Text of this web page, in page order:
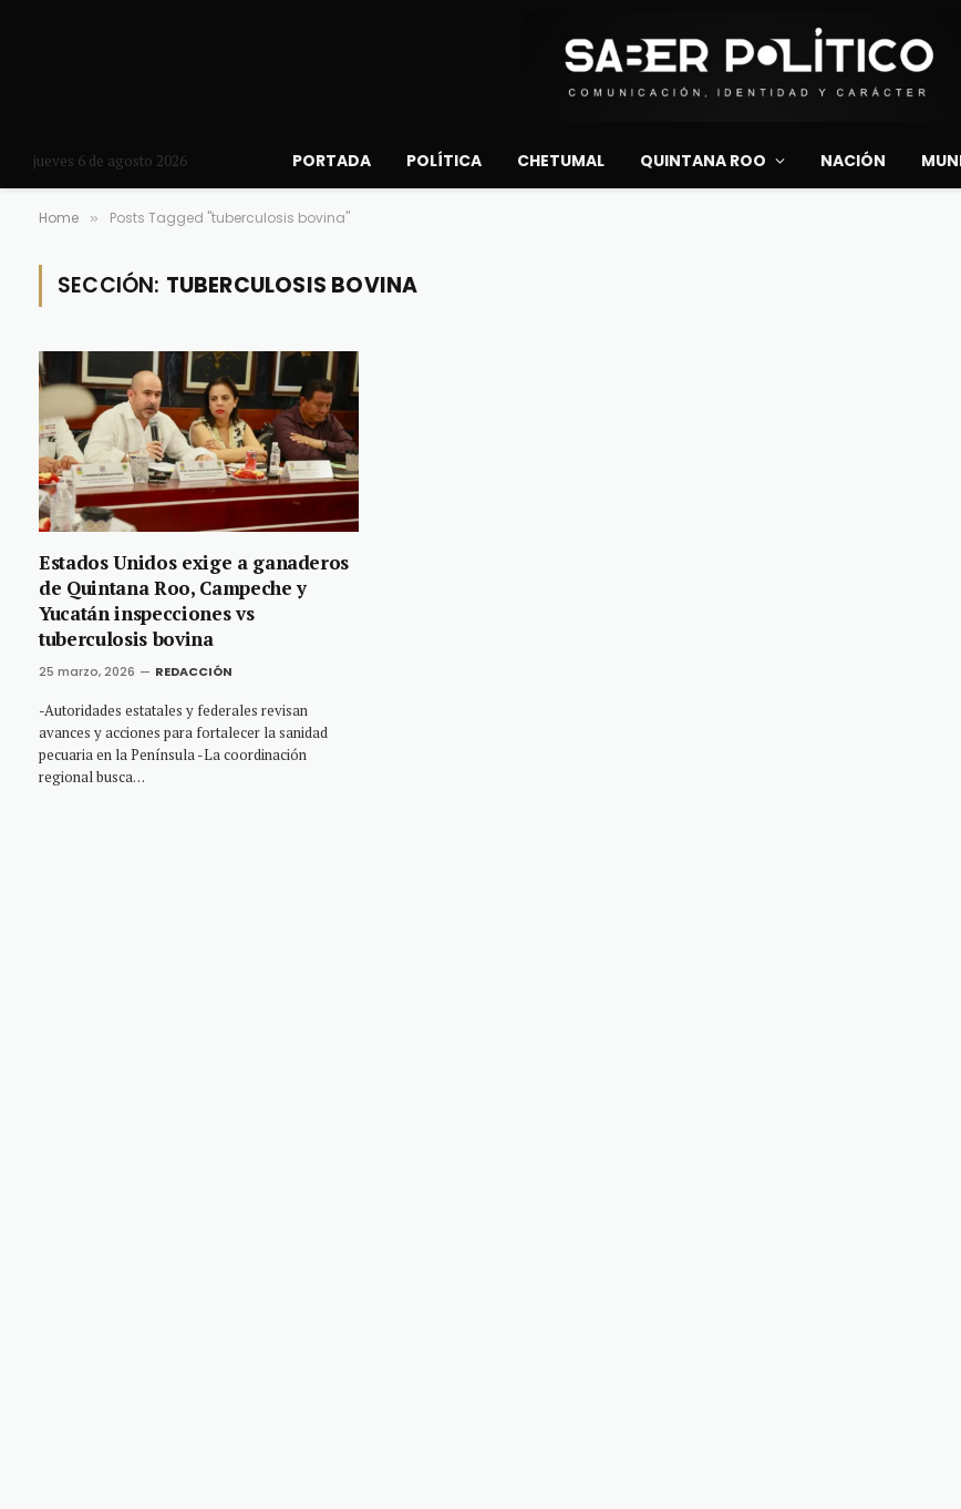
jueves 6 de agosto 2026 PORTADA POLÍTICA CHETUMAL QUINTANA ROO NACIÓN
Home » Posts Tagged "tuberculosis bovina"
SECCIÓN: TUBERCULOSIS BOVINA
Estados Unidos exige a ganaderos
de Quintana Roo, Campeche y
Yucatán inspecciones vs
tuberculosis bovina
25 marzo, 2026 REDACCIÓN
-Autoridades estatales y federales revisan
avances y acciones para fortalecer la sanidad
pecuaria en la Península -La coordinación
regional busca…